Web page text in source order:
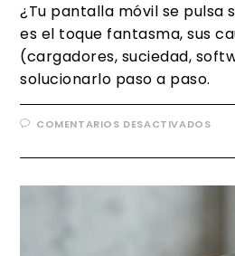
¿Tu pantalla móvil se pulsa
es el toque fantasma, sus
(cargadores, suciedad,
solucionarlo paso a paso.
COMENTARIOS DESACTIVADOS